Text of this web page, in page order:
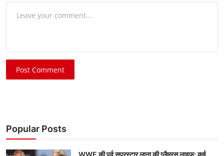
Post Comment
Popular Posts